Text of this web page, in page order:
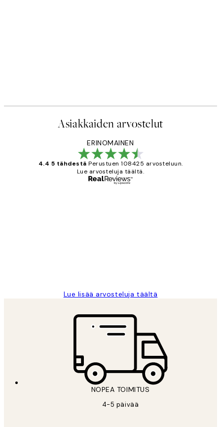
Asiakkaiden arvostelut
ERINOMAINEN
4.4 5 tähdestä Perustuen 108425 arvosteluun.
Lue arvosteluja täältä.
Lue lisää arvosteluja täältä
NOPEA TOIMITUS
4-5 päivää